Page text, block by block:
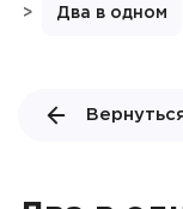
> Два в одном